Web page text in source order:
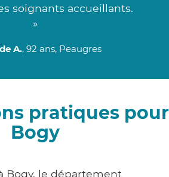
soignants accueillants.
»
A., 92 ans, Peaugres
pratiques pour
Bogy
Bogy, le département